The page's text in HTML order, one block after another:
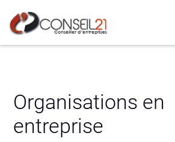
Organisations en
entreprise